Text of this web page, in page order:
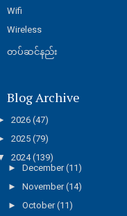
Wifi
Wireless
တပ်ဆင်နည်း
Blog Archive
2026 (47)
2025 (79)
2024(139)
► December(11)
► November(14)
► October(11)